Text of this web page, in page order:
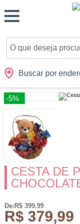
Buscar por
Cidades
-5%
CESTA DE
De:R$ 399,99
R$ 379,99